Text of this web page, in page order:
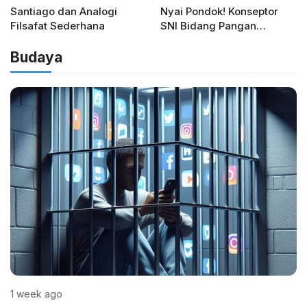
Santiago dan Analogi
Filsafat Sederhana
Nyai Pondok! Konseptor
SNI Bidang Pangan
Budaya
1 week ago